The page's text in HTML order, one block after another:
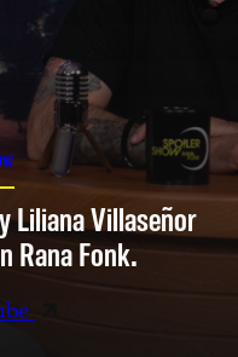
Liliana Villaseñor
Rana Fonk.